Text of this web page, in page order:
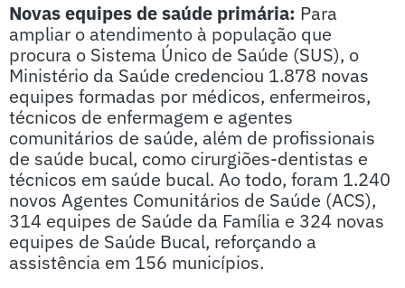
Novas equipes de saúde primária: Para
ampliar o atendimento à população que
procura o Sistema Único de Saúde (SUS), o
Ministério da Saúde credenciou 1.878 novas
equipes formadas por médicos, enfermeiros,
técnicos de enfermagem e agentes
comunitários de saúde, além de profissionais
de saúde bucal, como cirurgiões-dentistas e
técnicos em saúde bucal. Ao todo, foram 1.240
novos Agentes Comunitários de Saúde (ACS),
314 equipes de Saúde da Família e 324 novas
equipes de Saúde Bucal, reforçando a
assistência em 156 municípios.